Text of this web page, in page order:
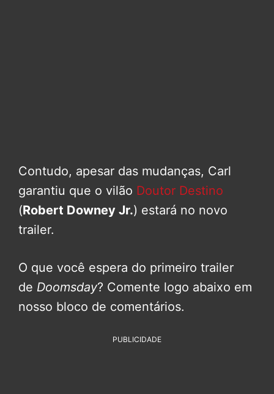
Contudo, apesar das mudanças, Carl
garantiu que o vilão Doutor Destino
(Robert Downey Jr.) estará no novo
trailer.
O que você espera do primeiro trailer
de Doomsday? Comente logo abaixo em
nosso bloco de comentários.
PUBLICIDADE